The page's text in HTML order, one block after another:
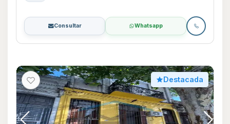
Consultar Whatsapp
Destacada